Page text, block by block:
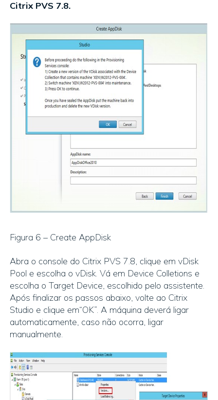
Citrix PVS 7.8.
Figura 6 – Create AppDisk
Abra o console do Citrix PVS 7.8, clique em vDisk
Pool e escolha o vDisk. Vá em Device Colletions e
escolha o Target Device, escolhido pelo assistente.
Após finalizar os passos abaixo, volte ao Citrix
Studio e clique em“OK”. A máquina deverá ligar
automaticamente, caso não ocorra, ligar
manualmente.